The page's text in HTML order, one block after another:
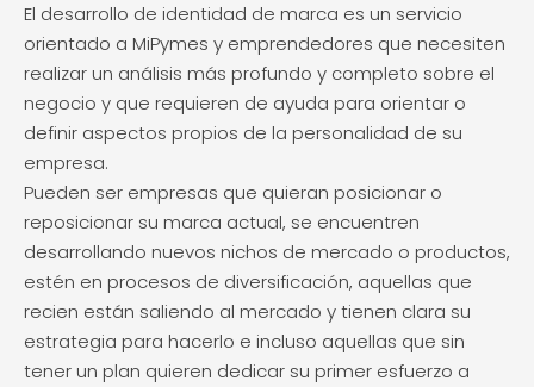
El desarrollo de identidad de marca es un servicio
orientado a MiPymes y emprendedores que necesiten
realizar un análisis más profundo y completo sobre el
negocio y que requieren de ayuda para orientar o
definir aspectos propios de la personalidad de su
empresa.
Pueden ser empresas que quieran posicionar o
reposicionar su marca actual, se encuentren
desarrollando nuevos nichos de mercado o productos,
estén en procesos de diversificación, aquellas que
recien están saliendo al mercado y tienen clara su
estrategia para hacerlo e incluso aquellas que sin
tener un plan quieren dedicar su primer esfuerzo a